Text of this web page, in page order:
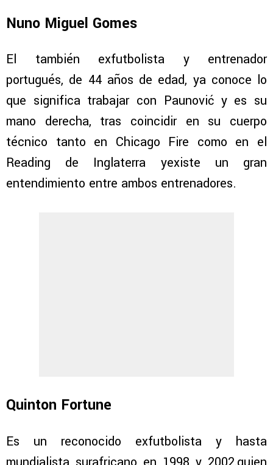
Nuno Miguel Gomes
El también exfutbolista y entrenador
portugués, de 44 años de edad, ya conoce lo
que significa trabajar con Paunović y es su
mano derecha, tras coincidir en su cuerpo
técnico tanto en Chicago Fire como en el
Reading de Inglaterra yexiste un gran
entendimiento entre ambos entrenadores.
Quinton Fortune
Es un reconocido exfutbolista y hasta